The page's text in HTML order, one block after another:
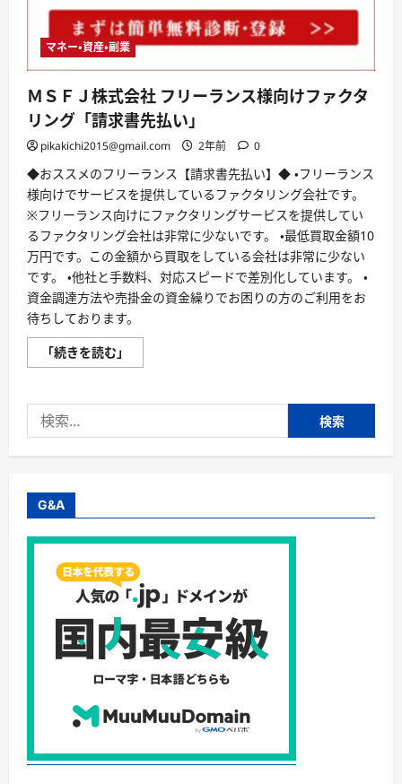
低
水
準
手
数
料
【MSFJ】
に
つ
い
さ
に
読
む
マネー・資産・副業
ＭＳＦＪ株式会社 フリーランス様向けファクタ
リング「請求書先払い」
pikakichi2015@gmail.com 2年前 0
◆おススメのフリーランス【請求書先払い】◆ ・フリーランス
様向けでサービスを提供しているファクタリング会社です。
※フリーランス向けにファクタリングサービスを提供してい
るファクタリング会社は非常に少ないです。 ・最低買取金額10
万円です。この金額から買取をしている会社は非常に少ない
です。 ・他社と手数料、対応スピードで差別化しています。 ・
資金調達方法や売掛金の資金繰りでお困りの方のご利用をお
待ちしております。
「続きを読む」
Ｓ
株
社
ス
向
フ
ァ
ク
タ
ン
グ
「請
求
書
先
い」
に
い
て
索:
G&A